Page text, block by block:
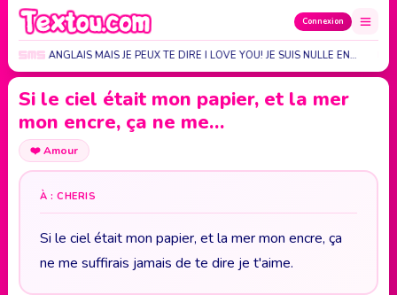
Connexion
EN ANGLAIS MAIS JE PEUX TE DIRE I LOVE YOU! JE SUIS NULLE EN…
Si le ciel était mon papier, et la mer
mon encre, ça ne me…
❤️Amour
À : CHERIS
Si le ciel était mon papier, et la mer mon encre, ça
ne me suffirais jamais de te dire je t'aime.